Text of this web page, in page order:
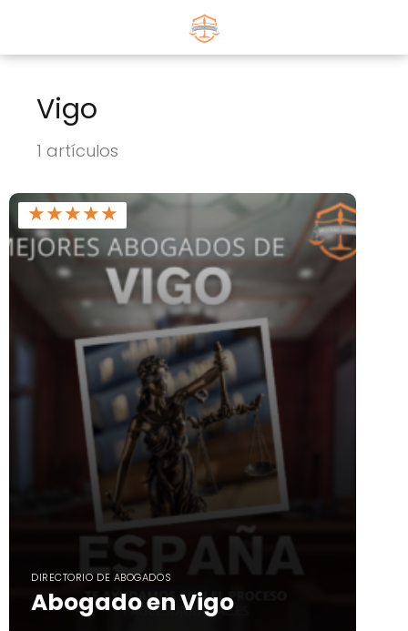
Vigo
1 artículos
★★★★★
DIRECTORIO DE ABOGADOS
Abogado en Vigo